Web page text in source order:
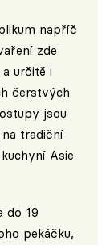
napříč
zde
určitě i
čerstvých
jsou
tradiční
Asie
do 19
pekáčku,